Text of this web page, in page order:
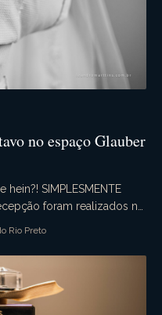
no espaço Glauber
SIMPLESMENTE
foram realizados no
Rio Preto